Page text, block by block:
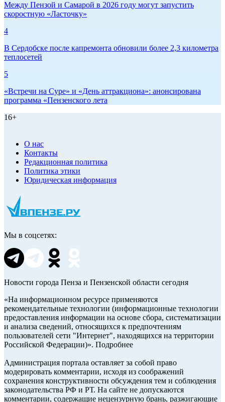
Между Пензой и Самарой в 2026 году могут запустить
скоростную «Ласточку»
4
В Сердобске после капремонта обновили более 2,3 километра
теплосетей
5
«Встречи на Суре» и «День аттракциона»: анонсирована
программа «Пензенского лета
16+
О нас
Контакты
Редакционная политика
Политика этики
Юридическая информация
Мы в соцсетях:
Новости города Пенза и Пензенской области сегодня
«На информационном ресурсе применяются
рекомендательные технологии (информационные технологии
предоставления информации на основе сбора, систематизации
и анализа сведений, относящихся к предпочтениям
пользователей сети "Интернет", находящихся на территории
Российской Федерации)». Подробнее
Администрация портала оставляет за собой право
модерировать комментарии, исходя из соображений
сохранения конструктивности обсуждения тем и соблюдения
законодательства РФ и РТ. На сайте не допускаются
комментарии, содержащие нецензурную брань, разжигающие